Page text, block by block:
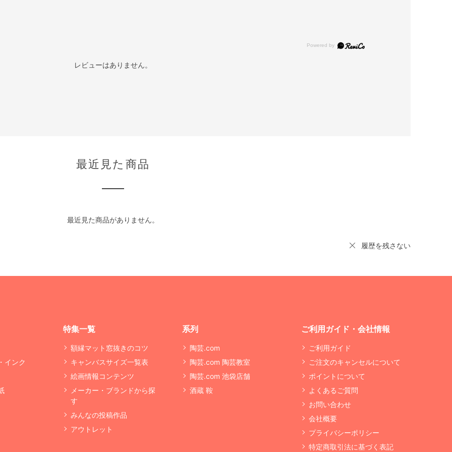
レビューはありません。
最近見た商品
最近見た商品がありません。
履歴を残さない
インク
特集一覧
額縁マット窓抜きのコツ
キャンバスサイズ一覧表
絵画情報コンテンツ
メーカー・ブランドから探
す
みんなの投稿作品
アウトレット
系列
陶芸.com
陶芸.com 陶芸教室
陶芸.com 池袋店舗
酒蔵 鞍
ご利用ガイド・会社情報
ご利用ガイド
ご注文のキャンセルについて
ポイントについて
よくあるご質問
お問い合わせ
会社概要
プライバシーポリシー
特定商取引法に基づく表記